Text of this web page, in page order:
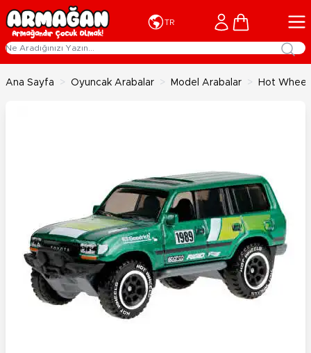
İçeriğe geç
TR Cart
Ana Sayfa > Oyuncak Arabalar > Model Arabalar > Hot